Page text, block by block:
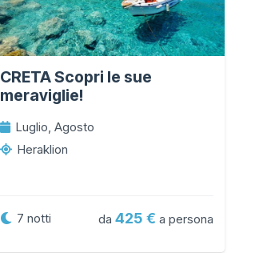
CRETA Scopri le sue
meraviglie!
Luglio, Agosto
Heraklion
7 notti da 425 a persona